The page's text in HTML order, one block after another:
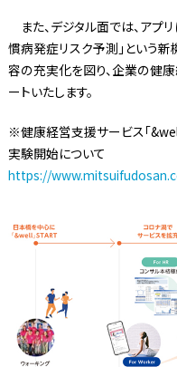
また、デジタル面では、ア
慣病発症リスク予測」という
容の充実化を図り、企業の健
ートいたします。
※健康経営支援サービス「
実験開始について
https://